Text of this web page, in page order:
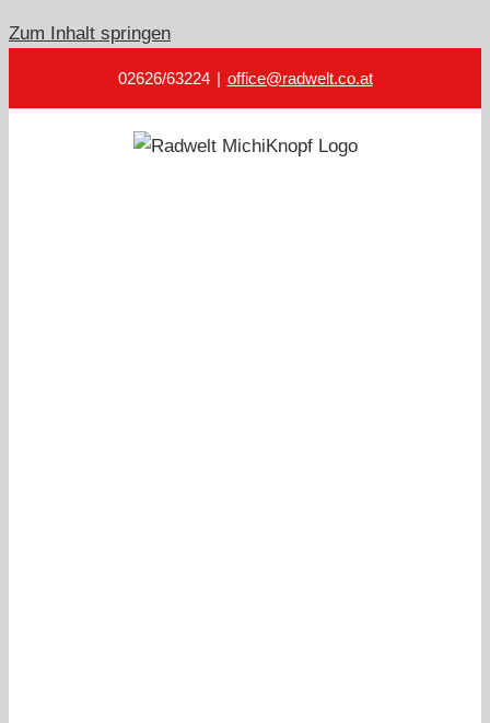
Zum Inhalt springen
02626/63224 | office@radwelt.co.at